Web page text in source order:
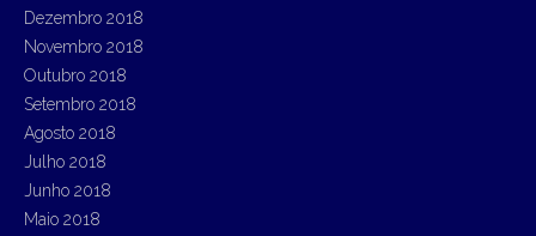
Dezembro 2018
Novembro 2018
Outubro 2018
Setembro 2018
Agosto 2018
Julho 2018
Junho 2018
Maio 2018